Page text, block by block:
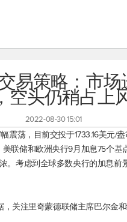
易策略：市
空头仍稍占上
2022-08-30 15:01
震荡，目前交投于1733.16美元/
联储和欧洲央行9月加息75个
。考虑到全球多数央行的加息前
，关注里奇蒙德联储主席巴尔金